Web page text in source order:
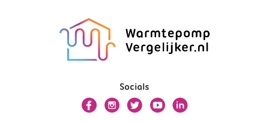
Socials